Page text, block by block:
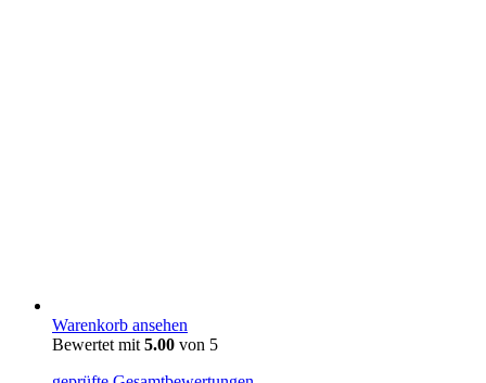
Warenkorb ansehen
Bewertet mit 5.00 von 5